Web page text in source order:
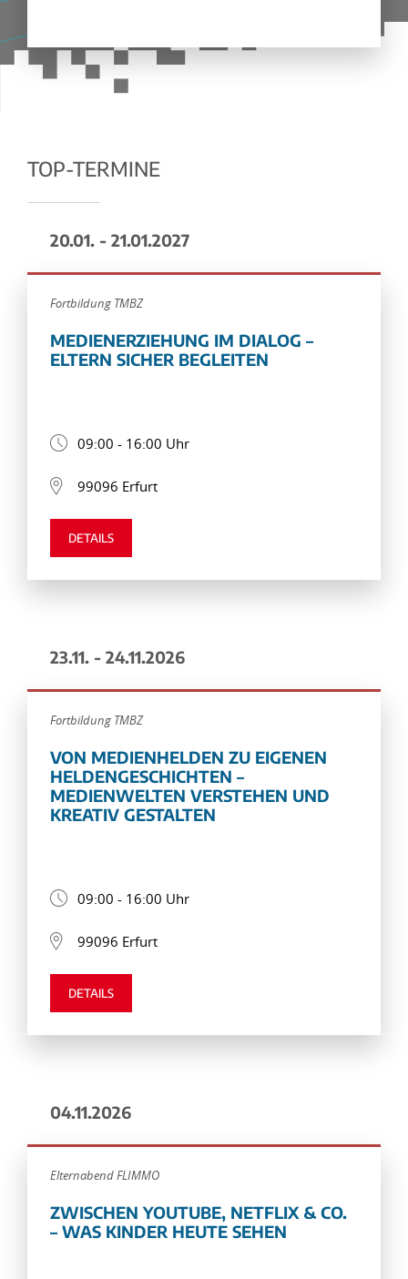
TOP-TERMINE
20.01. - 21.01.2027
Fortbildung TMBZ
MEDIENERZIEHUNG IM DIALOG –
ELTERN SICHER BEGLEITEN
09:00 - 16:00 Uhr
99096 Erfurt
DETAILS
23.11. - 24.11.2026
Fortbildung TMBZ
VON MEDIENHELDEN ZU EIGENEN
HELDENGESCHICHTEN –
MEDIENWELTEN VERSTEHEN UND
KREATIV GESTALTEN
09:00 - 16:00 Uhr
99096 Erfurt
DETAILS
04.11.2026
Elternabend FLIMMO
ZWISCHEN YOUTUBE, NETFLIX & CO.
– WAS KINDER HEUTE SEHEN